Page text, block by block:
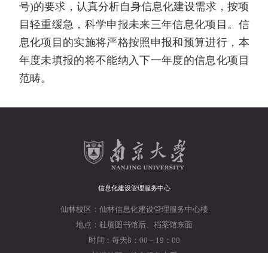
号)的要求，认真分析自身信息化建设需求，按项
目轻重缓急，科学申报未来三年信息化项目。信
息化项目的实施将严格按照申报和预算进行，本
年度未填报的将不能纳入下一年度的信息化项目
范畴。
信息化建设管理服务中心
仙林校区：仙林信息化建设管理服务中心楼
地点：杜厦图书馆后、档案馆东面
时间：每天8：00 – 19：00